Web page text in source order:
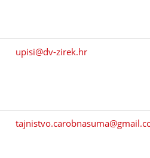
upisi@dv-zirek.hr